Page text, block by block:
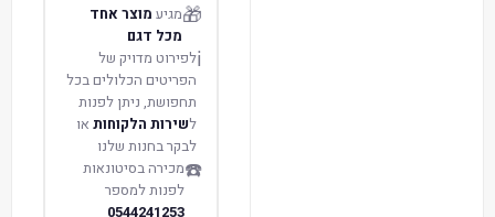
🎁מגיע מוצר אחד
מכל דגם
ℹ️לפירוט מדויק של
הפריטים הכלולים בכל
תחפושת, ניתן לפנות
לשירות הלקוחות או
לבקר בחנות שלנו
☎️מכירה בסיטונאות
לפנות למספר
0544241253